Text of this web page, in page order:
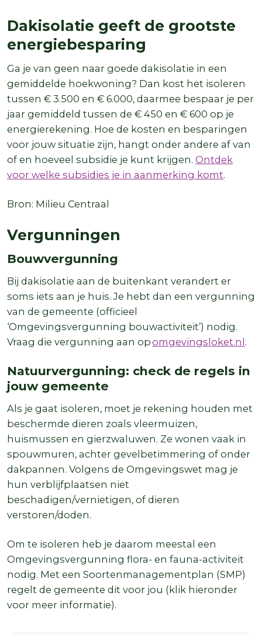
Dakisolatie geeft de grootste
energiebesparing
Ga je van geen naar goede dakisolatie in een
gemiddelde hoekwoning? Dan kost het isoleren
tussen € 3.500 en € 6.000, daarmee bespaar je per
jaar gemiddeld tussen de € 450 en € 600 op je
energierekening. Hoe de kosten en besparingen
voor jouw situatie zijn, hangt onder andere af van
of en hoeveel subsidie je kunt krijgen. Ontdek
voor welke subsidies je in aanmerking komt.
Bron: Milieu Centraal
Vergunningen
Bouwvergunning
Bij dakisolatie aan de buitenkant verandert er
soms iets aan je huis. Je hebt dan een vergunning
van de gemeente (officieel
‘Omgevingsvergunning bouwactiviteit’) nodig.
Vraag die vergunning aan opomgevingsloket.nl.
Natuurvergunning: check de regels in
jouw gemeente
Als je gaat isoleren, moet je rekening houden met
beschermde dieren zoals vleermuizen,
huismussen en gierzwaluwen. Ze wonen vaak in
spouwmuren, achter gevelbetimmering of onder
dakpannen. Volgens de Omgevingswet mag je
hun verblijfplaatsen niet
beschadigen/vernietigen, of dieren
verstoren/doden.
Om te isoleren heb je daarom meestal een
Omgevingsvergunning flora- en fauna-activiteit
nodig. Met een Soortenmanagementplan (SMP)
regelt de gemeente dit voor jou (klik hieronder
voor meer informatie).